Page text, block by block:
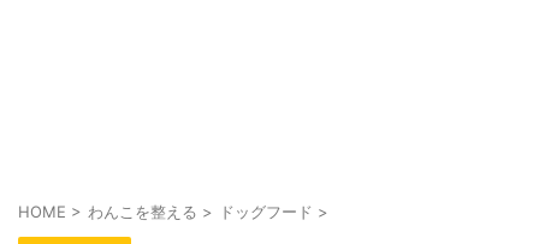
HOME > わんこを整える > ドッグフード >